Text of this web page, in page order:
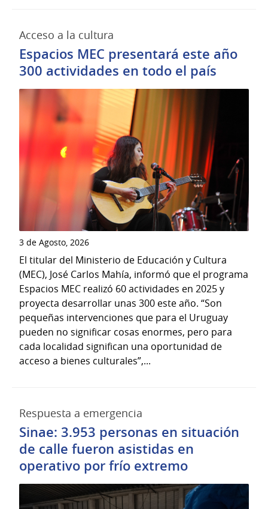
Acceso a la cultura
Espacios MEC presentará este año
300 actividades en todo el país
3 de Agosto, 2026
El titular del Ministerio de Educación y Cultura
(MEC), José Carlos Mahía, informó que el programa
Espacios MEC realizó 60 actividades en 2025 y
proyecta desarrollar unas 300 este año. “Son
pequeñas intervenciones que para el Uruguay
pueden no significar cosas enormes, pero para
cada localidad significan una oportunidad de
acceso a bienes culturales”,...
Respuesta a emergencia
Sinae: 3.953 personas en situación
de calle fueron asistidas en
operativo por frío extremo